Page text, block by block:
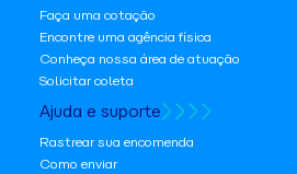
Faça uma cotação
Encontre uma agência física
Conheça nossa área de atuação
Solicitar coleta
Ajuda e suporte
Rastrear sua encomenda
Como enviar